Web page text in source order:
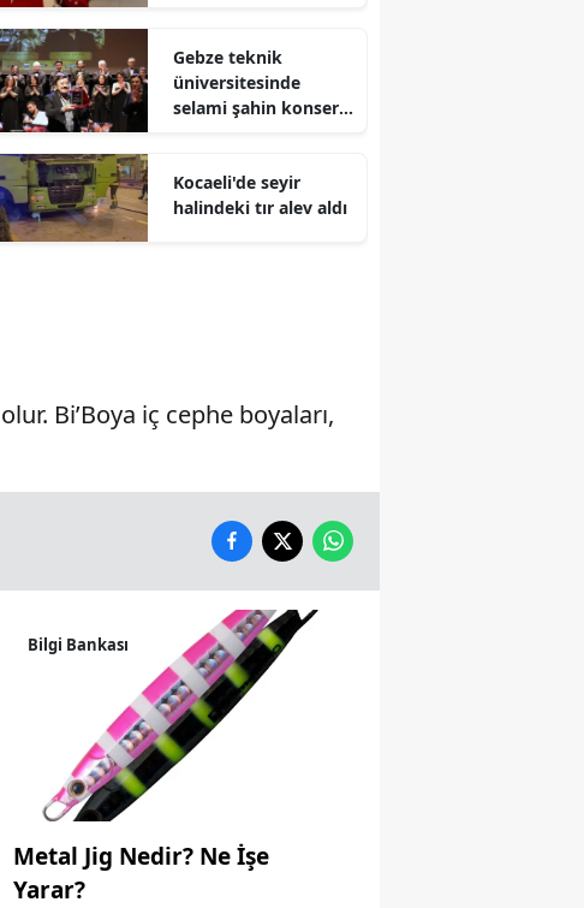
Malatya
Kahramanmaraş
Niğde
Rize
Samsun
Siirt
Sinop
Gebze teknik
üniversitesinde
selami şahin konseri
Kocaeli'de seyir
halindeki tır alev aldı
Bi’Boya iç cephe boyaları,
Bilgi Bankası
Metal Jig Nedir? Ne İşe
Yarar?